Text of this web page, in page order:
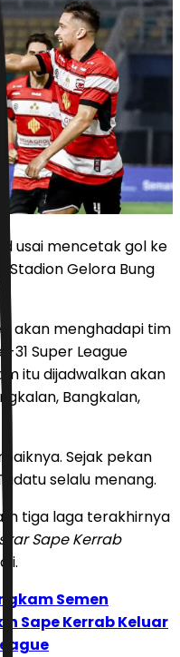
usai mencetak gol ke
Stadion Gelora Bung
akan menghadapi tim
31 Super League
itu dijadwalkan akan
Bangkalan,
Sejak pekan
selalu menang.
tiga laga terakhirnya
Sape Kerrab
Semen
Sape Kerrab Keluar